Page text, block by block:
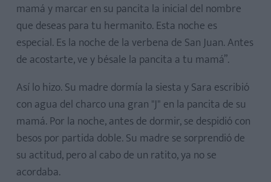
mamá y marcar en su pancita la inicial del nombre
que deseas para tu hermanito. Esta noche es
especial. Es la noche de la verbena de San Juan. Antes
de acostarte, ve y bésale la pancita a tu mamá”.
Así lo hizo. Su madre dormía la siesta y Sara escribió
con agua del charco una gran "J" en la pancita de su
mamá. Por la noche, antes de dormir, se despidió con
besos por partida doble. Su madre se sorprendió de
su actitud, pero al cabo de un ratito, ya no se
acordaba.